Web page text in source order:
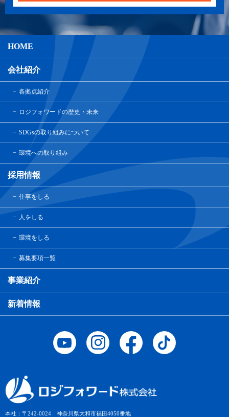
本社：〒242-0024 神奈川県大和市福田4050番地
HOME
会社紹介
各拠点紹介
ロジフォワードの歴史・未来
SDGsの取り組みについて
環境への取り組み
採用情報
仕事をしる
人をしる
環境をしる
募集要項一覧
事業紹介
新着情報